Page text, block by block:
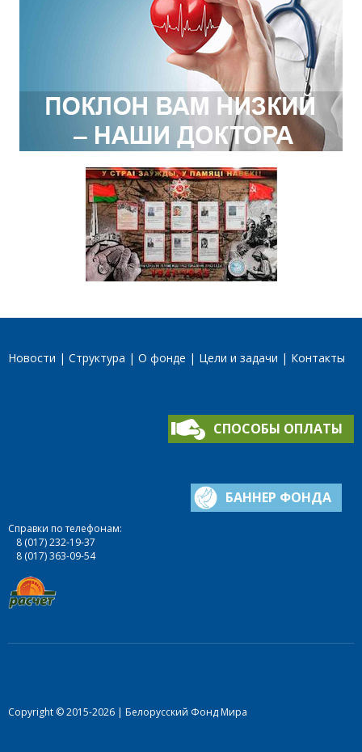
Новости Структура О фонде Цели и задачи Контакты
СПОСОБЫ ОПЛАТЫ
БАННЕР ФОНДА
Справки по телефонам:
8 (017) 232-19-37
8 (017) 363-09-54
Copyright © 2015-2026 | Белорусский Фонд Мира